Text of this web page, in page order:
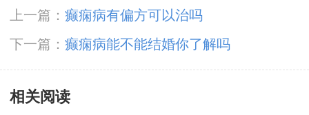
上一篇： 癫痫病有偏方可以治吗
下一篇： 癫痫病能不能结婚你了解吗
相关阅读